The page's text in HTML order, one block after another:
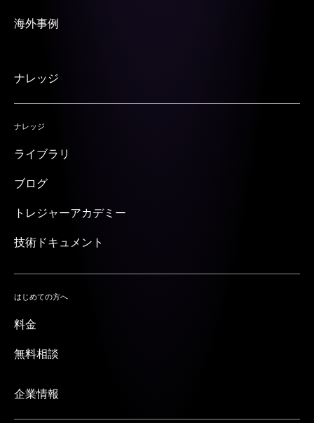
海外事例
ナレッジ
ナレッジ
ライブラリ
ブログ
トレジャーアカデミー
技術ドキュメント
はじめての方へ
料金
無料相談
企業情報